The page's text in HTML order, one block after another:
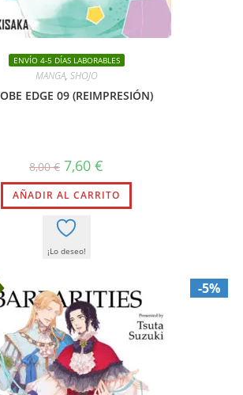
ENVÍO 4-5 DÍAS LABORABLES
MANGA, SHOJO
EDGE 09 (REIMPRESIÓN)
8,00€ El
precio
original
era:
8,00 €.
7,60 €
actual
es:
7,60 €.
AÑADIR AL CARRITO
¡Lo deseo!
-5%